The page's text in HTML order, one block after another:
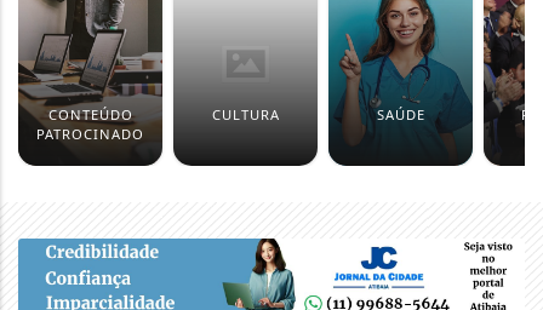
CONTEÚDO
PATROCINADO
CULTURA SAÚDE